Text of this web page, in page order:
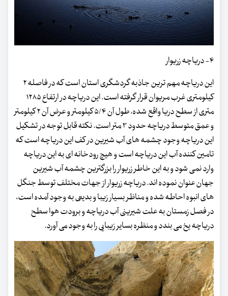
۴- دریاچه زریوار
این دریاچه مهم ترین جاذبه گردشگری استان است که در فاصله ۲
کیلومتری غرب مریوان قرار گرفته است. این دریاچه در ارتفاع ۱۲۸۵
متری از سطح دریا واقع شده، طول آن ۵٫۴ کیلومتر و عرض آن ۲ کیلومتر
و عمق متوسط دریاچه حدود ۳ متر است. نکته قابل توجه در تشکیل
این دریاچه وجود چشمه های آب شیرین در کف این دریاچه است که
تامین کننده آب این دریاچه است و هیچ رودخانه ای به این دریاچه
وارد نمی شود و به این خاطر زریوار را بزرگترین چشمه آب شیرین
جهان عنوان نموده اند. دریاچه زریوار از جهات مختلف توسط جنگل
های انبوه احاطه شده و مناظر بسیار زیبا و بدیعی به وجود آمده است،
در فصل زمستان به علت شیرینی آب دریاچه و برودت هوا سطح
دریاچه یخ می بندد و منظره بسایر زیبایی را به وجود می آورد.